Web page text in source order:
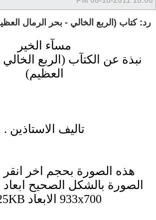
رد: كتاب (الربع الخالي - بحر الرمال
مسآء الخير
نبذة عن الكتآب (الربع
العظيم)
تاليف الاستاذين .
هذه الصورة بحجم اخر
الصورة بالشكل الصحيح
933x700 الابعاد 125KB.